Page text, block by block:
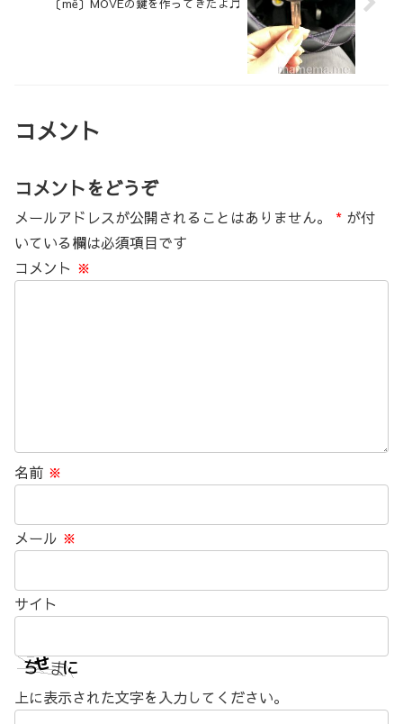
コメント
コメントをどうぞ
メールアドレスが公開されることはありません。 * が付
いている欄は必須項目です
コメント ※
名前 ※
メール ※
サイト
上に表示された文字を入力してください。